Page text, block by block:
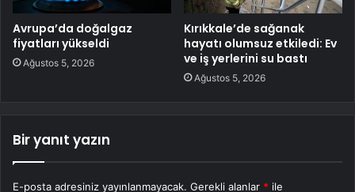
Avrupa’da doğalgaz
fiyatları yükseldi
Ağustos 5, 2026
Kırıkkale’de sağanak
hayatı olumsuz etkiledi: Ev
ve iş yerlerini su bastı
Ağustos 5, 2026
Bir yanıt yazın
E-posta adresiniz yayınlanmayacak. Gerekli alanlar * ile